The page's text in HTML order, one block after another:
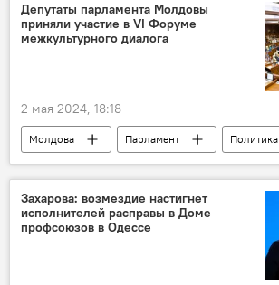
Депутаты парламента Молдовы
приняли участие в VI Форуме
межкультурного диалога
2 мая 2024, 18:18
Молдова Парламент Политика
Захарова: возмездие настигнет
исполнителей расправы в Доме
профсоюзов в Одессе